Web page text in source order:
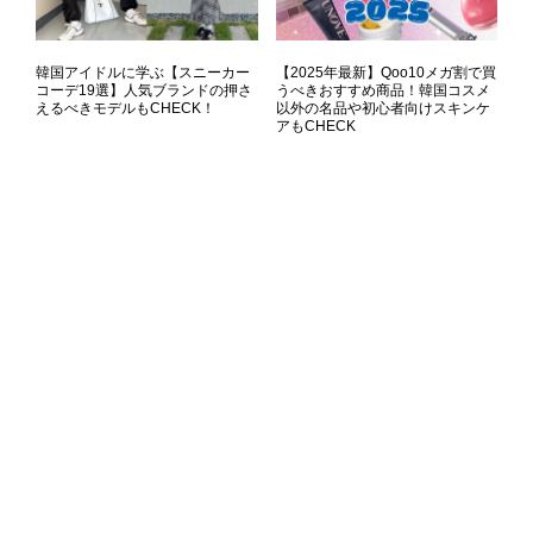
韓国アイドルに学ぶ【スニーカー
コーデ19選】人気ブランドの押さ
えるべきモデルもCHECK！
【2025年最新】Qoo10メガ割で買
うべきおすすめ商品！韓国コスメ
以外の名品や初心者向けスキンケ
アもCHECK